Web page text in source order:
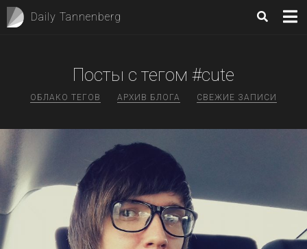
Daily Tannenberg
Посты с тегом #cute
ОБЛАКО ТЕГОВ АРХИВ БЛОГА СВЕЖИЕ ЗАПИСИ